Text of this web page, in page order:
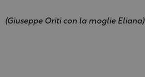
(Giuseppe Oriti con la moglie Eliana)